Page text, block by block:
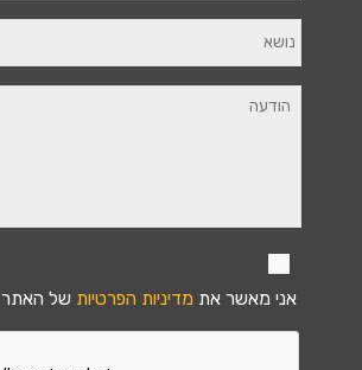
אני מאשר את מדיניות הפרטיות של האתר